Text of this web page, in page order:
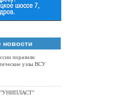
новости
поразили
узлы ВСУ
"УНИПЛАСТ"